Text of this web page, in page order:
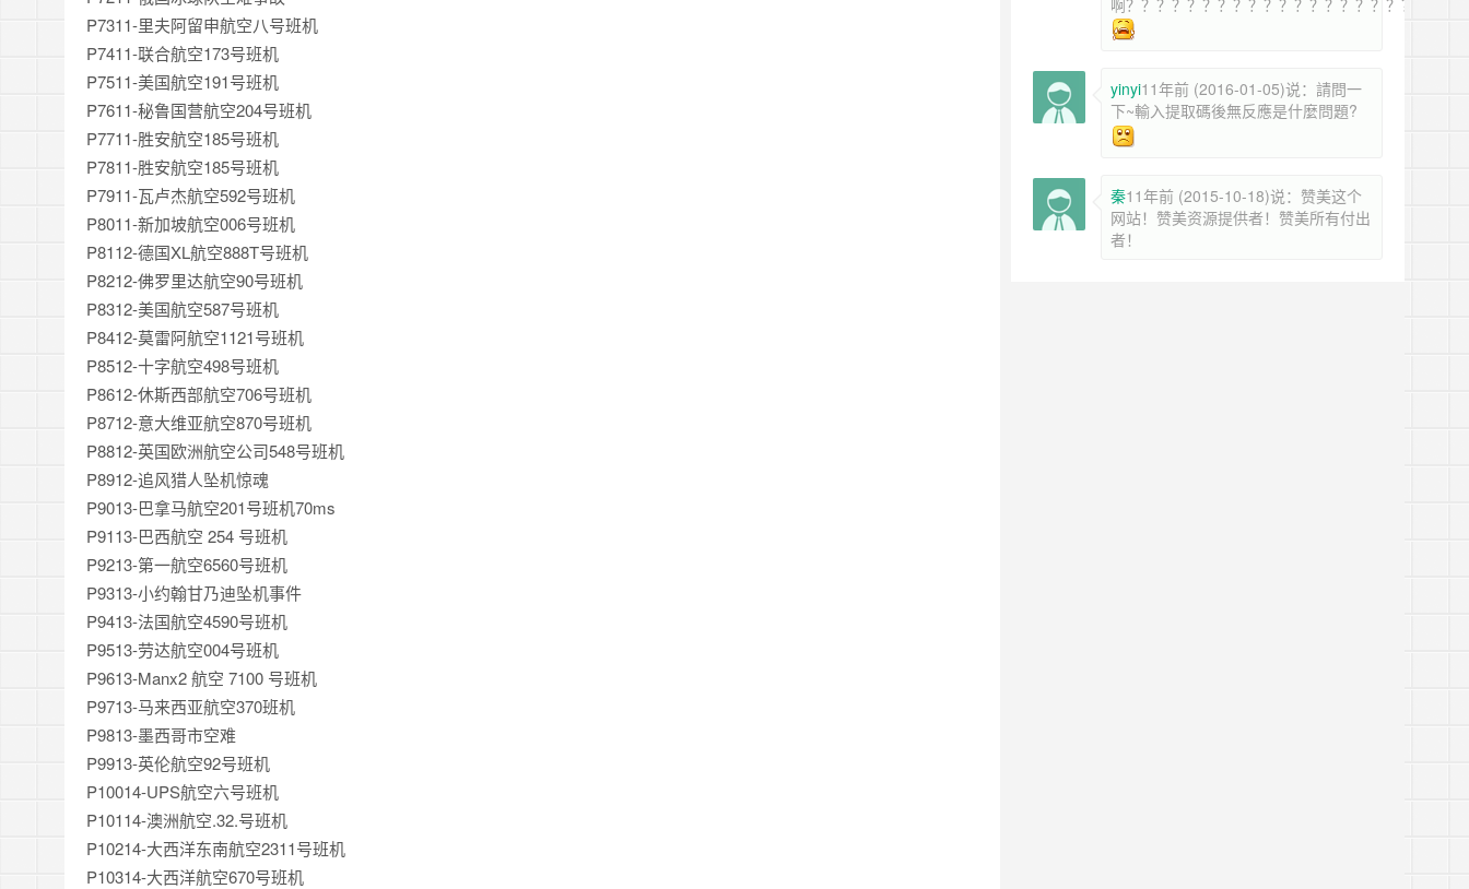
P7311-里夫阿留申航空八号班机
P7411-联合航空173号班机
P7511-美国航空191号班机
P7611-秘鲁国营航空204号班机
P7711-胜安航空185号班机
P7811-胜安航空185号班机
P7911-瓦卢杰航空592号班机
P8011-新加坡航空006号班机
P8112-德国XL航空888T号班机
P8212-佛罗里达航空90号班机
P8312-美国航空587号班机
P8412-莫雷阿航空1121号班机
P8512-十字航空498号班机
P8612-休斯西部航空706号班机
P8712-意大维亚航空870号班机
P8812-英国欧洲航空公司548号班机
P8912-追风猎人坠机惊魂
P9013-巴拿马航空201号班机70ms
P9113-巴西航空 254 号班机
P9213-第一航空6560号班机
P9313-小约翰甘乃迪坠机事件
P9413-法国航空4590号班机
P9513-劳达航空004号班机
P9613-Manx2 航空 7100 号班机
P9713-马来西亚航空370班机
P9813-墨西哥市空难
P9913-英伦航空92号班机
P10014-UPS航空六号班机
P10114-澳洲航空.32.号班机
P10214-大西洋东南航空2311号班机
P10314-大西洋航空670号班机
啊？？？？？？？？？？？？？？？？？？？？？？
yinyi11年前 (2016-01-05)说：請問一
下~輸入提取碼後無反應是什麼問題?
秦11年前 (2015-10-18)说：赞美这个
网站！赞美资源提供者！赞美所有付出
者！